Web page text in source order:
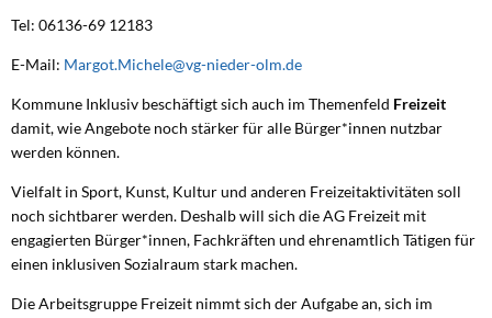
Tel: 06136-69 12183
E-Mail: Margot.Michele@vg-nieder-olm.de
Kommune Inklusiv beschäftigt sich auch im Themenfeld Freizeit
damit, wie Angebote noch stärker für alle Bürger*innen nutzbar
werden können.
Vielfalt in Sport, Kunst, Kultur und anderen Freizeitaktivitäten soll
noch sichtbarer werden. Deshalb will sich die AG Freizeit mit
engagierten Bürger*innen, Fachkräften und ehrenamtlich Tätigen für
einen inklusiven Sozialraum stark machen.
Die Arbeitsgruppe Freizeit nimmt sich der Aufgabe an, sich im